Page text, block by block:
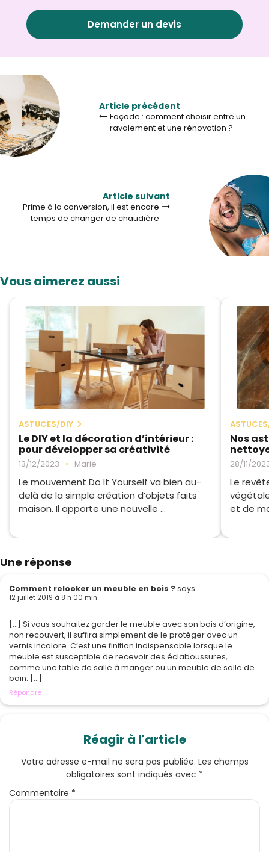
Demander un devis
Article précédent
Façade : comment choisir entre un
ravalement et une rénovation ?
Article suivant
Prime à la conversion, il est encore
temps de changer de chaudière
Vous aimerez aussi
ASTUCES/DIY
Le DIY et la décoration d’intérieur :
pour développer sa créativité
13/12/2023 • Marie
Le mouvement Do It Yourself va bien au-
delà de la simple création d’objets faits
maison. Il apporte une nouvelle ...
Nos
28/11/
Le
et de
Une réponse
Comment relooker un meuble en bois ?says:
12 juillet 2019 à 8 h 00 min
[…] Si vous souhaitez garder le meuble avec son bois d’origine,
non recouvert, il suffira simplement de le protéger avec un
vernis incolore. C’est une finition indispensable lorsque le
meuble est susceptible de recevoir des éclaboussures,
comme une table de salle à manger ou un meuble de salle de
bain. […]
Répondre
Réagir à l'article
Votre adresse e-mail ne sera pas publiée. Les champs
obligatoires sont indiqués avec *
Commentaire *